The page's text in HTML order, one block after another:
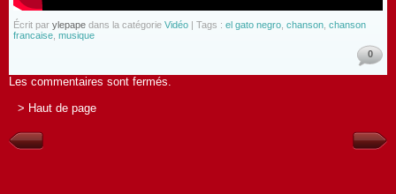
Écrit par ylepape dans la catégorie Vidéo | Tags : el gato negro chanson chanson
francaise musique
0
Les commentaires sont fermés.
> Haut de page